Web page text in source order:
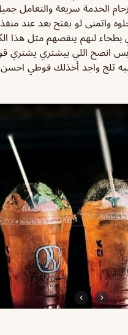
الخدمة سريعة والتعامل
واتمنى لو يفتح بعد عند
لنهم ينقصهم مثل هذا
انصح اللي بيشتري يشتري
ثلج واجد أخذلك قوطي